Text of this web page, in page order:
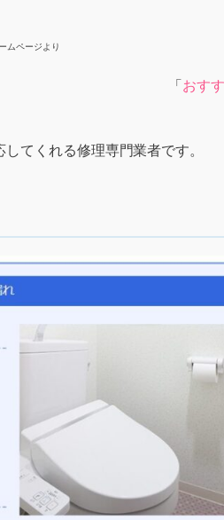
ムページより
「 おす
してくれる修理専門業者です。